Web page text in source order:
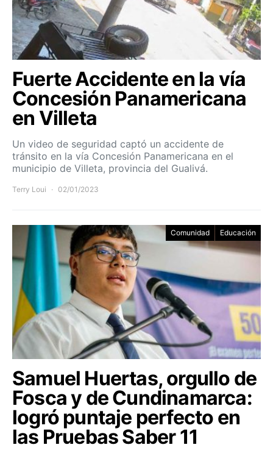
Fuerte Accidente en la vía
Concesión Panamericana
en Villeta
Un video de seguridad captó un accidente de
tránsito en la vía Concesión Panamericana en el
municipio de Villeta, provincia del Gualivá.
Terry Loui 02/01/2023
Comunidad Educación
Samuel Huertas, orgullo de
Fosca y de Cundinamarca:
logró puntaje perfecto en
las Pruebas Saber 11